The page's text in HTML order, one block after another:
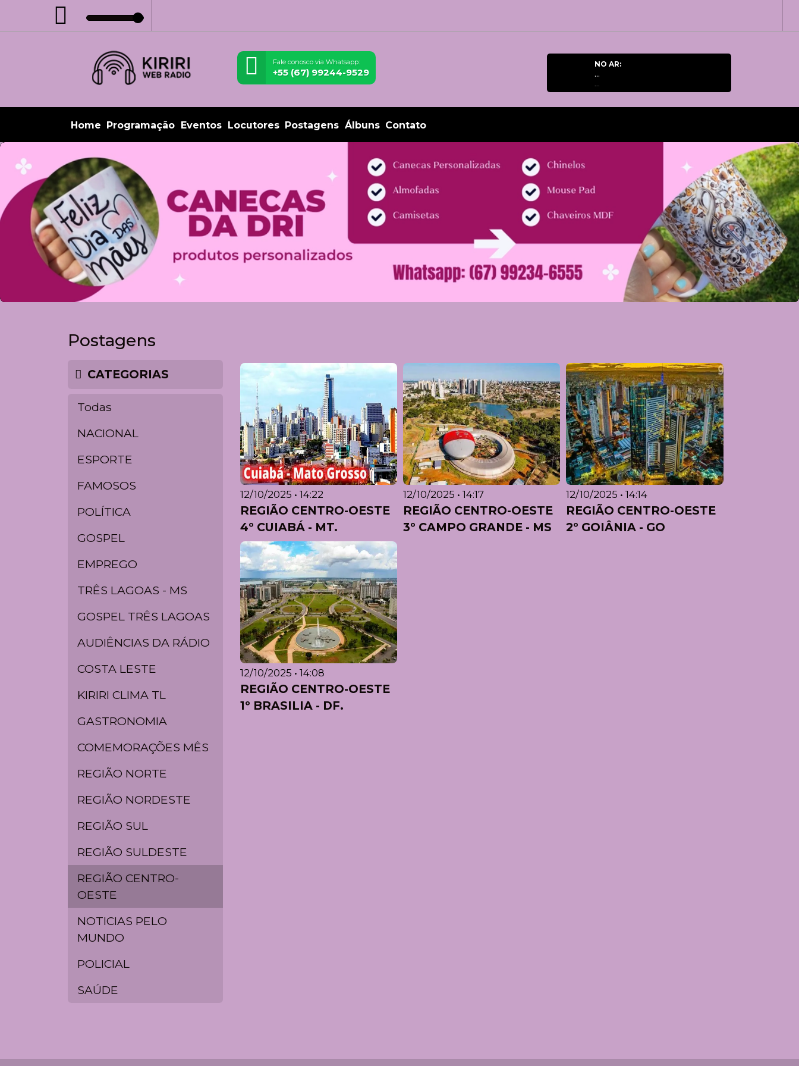
Fale conosco via Whatsapp:
+55 (67) 99244-9529
NO AR:
...
Home Programação Eventos Locutores Postagens Álbuns Contato
Postagens
CATEGORIAS
Todas
NACIONAL
ESPORTE
FAMOSOS
POLÍTICA
GOSPEL
EMPREGO
TRÊS LAGOAS - MS
GOSPEL TRÊS LAGOAS
AUDIÊNCIAS DA RÁDIO
COSTA LESTE
KIRIRI CLIMA TL
GASTRONOMIA
COMEMORAÇÕES MÊS
REGIÃO NORTE
REGIÃO NORDESTE
REGIÃO SUL
REGIÃO SULDESTE
REGIÃO CENTRO-
OESTE
NOTICIAS PELO
MUNDO
POLICIAL
SAÚDE
12/10/2025 • 14:22
REGIÃO CENTRO-OESTE
4º CUIABÁ - MT.
12/10/2025 • 14:17
REGIÃO CENTRO-OESTE
3º CAMPO GRANDE - MS
12/10/2025 • 14:14
REGIÃO CENTRO-OESTE
2º GOIÂNIA - GO
12/10/2025 • 14:08
REGIÃO CENTRO-OESTE
1º BRASILIA - DF.